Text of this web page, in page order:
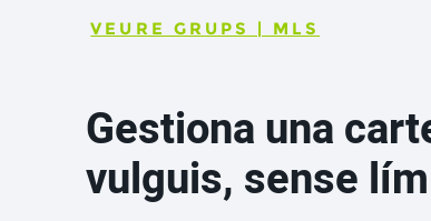
VEURE GRUPS | MLS
Gestiona una
vulguis, sense